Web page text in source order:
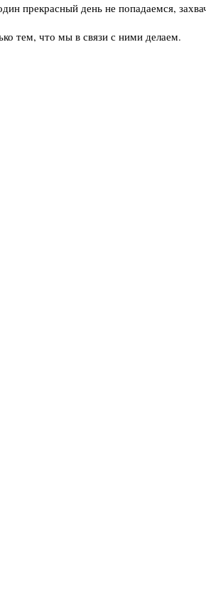
прекрасный день не попадаемся,
тем, что мы в связи с ними делаем.